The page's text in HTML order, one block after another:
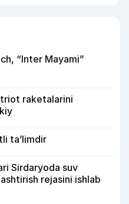
“Inter Mayami”
raketalarini
ta’limdir
Sirdaryoda suv
rejasini ishlab